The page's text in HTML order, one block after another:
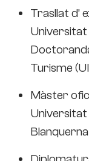
Trasllat d’
Universitat
Turisme
Màster
Universitat
Blanquerna